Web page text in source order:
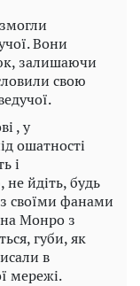
Вони
залишаючи
свою
, у
ошатності
і
не йдіть, будь
своїми фанами
Монро з
губи, як
в
мережі.